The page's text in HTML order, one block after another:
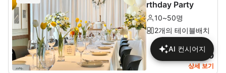
rthday Party
10~50명
2개의 테이블배치
1인당 예상가
₩137,680
상세 보기
AI 컨시어지